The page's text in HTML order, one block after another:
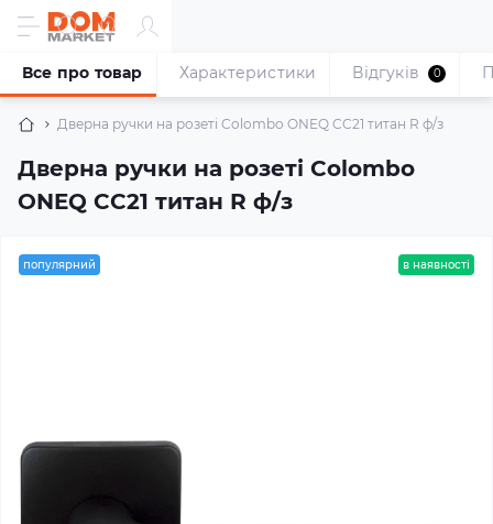
Дверна ручки на розеті Colombo ONEQ CC21 титан R ф/з
Дверна ручки на розеті Colombo
ONEQ CC21 титан R ф/з
Все про товар Характеристики Відгуків 0
популярний в наявності